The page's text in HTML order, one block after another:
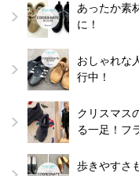
あったか素
に！
おしゃれな
行中！
クリスマス
る一足！フ
歩きやすさ